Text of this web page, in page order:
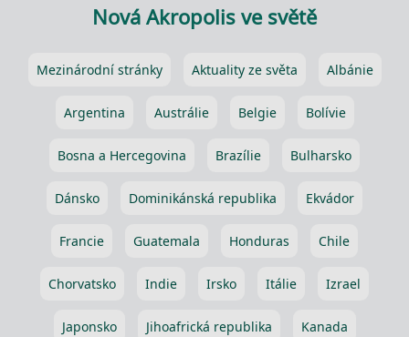
Nová Akropolis ve světě
Mezinárodní stránky Aktuality ze světa Albánie
Argentina Austrálie Belgie Bolívie
Bosna a Hercegovina Brazílie Bulharsko
Dánsko Dominikánská republika Ekvádor
Francie Guatemala Honduras Chile
Chorvatsko Indie Irsko Itálie Izrael
Japonsko Jihoafrická republika Kanada